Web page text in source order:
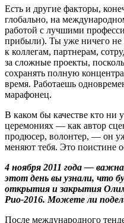
Есть и другие факторы,
глобально, на
работой с лучшими
прибыли). Ты уже ничего
к коллегам, партнерам,
за сложные проекты,
сохранять полную
время. Работаешь
марафонец.
В каком бы качестве кто ни
церемониях — как автор
продюсер, волонтер, — он
меняют тебя. Это поистине
4 ноября 2011 года —
этот день вы узнали, что
открытия и закрытия
Рио-2016. Можете ли
После международного